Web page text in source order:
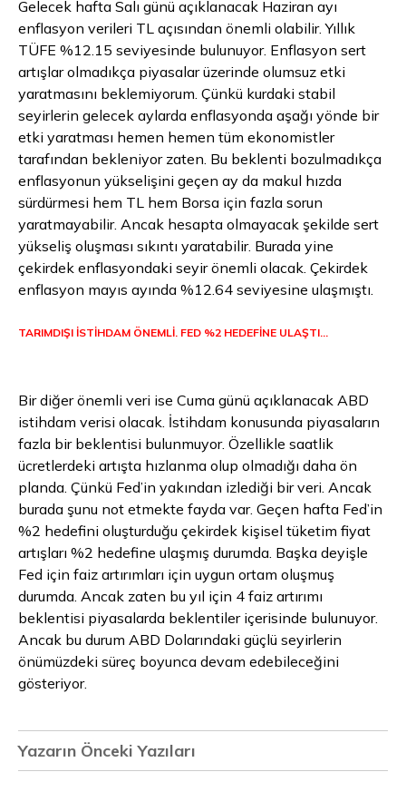
Gelecek hafta Salı günü açıklanacak Haziran ayı
enflasyon verileri TL açısından önemli olabilir. Yıllık
TÜFE %12.15 seviyesinde bulunuyor. Enflasyon sert
artışlar olmadıkça piyasalar üzerinde olumsuz etki
yaratmasını beklemiyorum. Çünkü kurdaki stabil
seyirlerin gelecek aylarda enflasyonda aşağı yönde bir
etki yaratması hemen hemen tüm ekonomistler
tarafından bekleniyor zaten. Bu beklenti bozulmadıkça
enflasyonun yükselişini geçen ay da makul hızda
sürdürmesi hem TL hem Borsa için fazla sorun
yaratmayabilir. Ancak hesapta olmayacak şekilde sert
yükseliş oluşması sıkıntı yaratabilir. Burada yine
çekirdek enflasyondaki seyir önemli olacak. Çekirdek
enflasyon mayıs ayında %12.64 seviyesine ulaşmıştı.
TARIMDIŞI İSTİHDAM ÖNEMLİ. FED %2 HEDEFİNE ULAŞTI…
Bir diğer önemli veri ise Cuma günü açıklanacak ABD
istihdam verisi olacak. İstihdam konusunda piyasaların
fazla bir beklentisi bulunmuyor. Özellikle saatlik
ücretlerdeki artışta hızlanma olup olmadığı daha ön
planda. Çünkü Fed’in yakından izlediği bir veri. Ancak
burada şunu not etmekte fayda var. Geçen hafta Fed’in
%2 hedefini oluşturduğu çekirdek kişisel tüketim fiyat
artışları %2 hedefine ulaşmış durumda. Başka deyişle
Fed için faiz artırımları için uygun ortam oluşmuş
durumda. Ancak zaten bu yıl için 4 faiz artırımı
beklentisi piyasalarda beklentiler içerisinde bulunuyor.
Ancak bu durum ABD Dolarındaki güçlü seyirlerin
önümüzdeki süreç boyunca devam edebileceğini
gösteriyor.
Yazarın Önceki Yazıları